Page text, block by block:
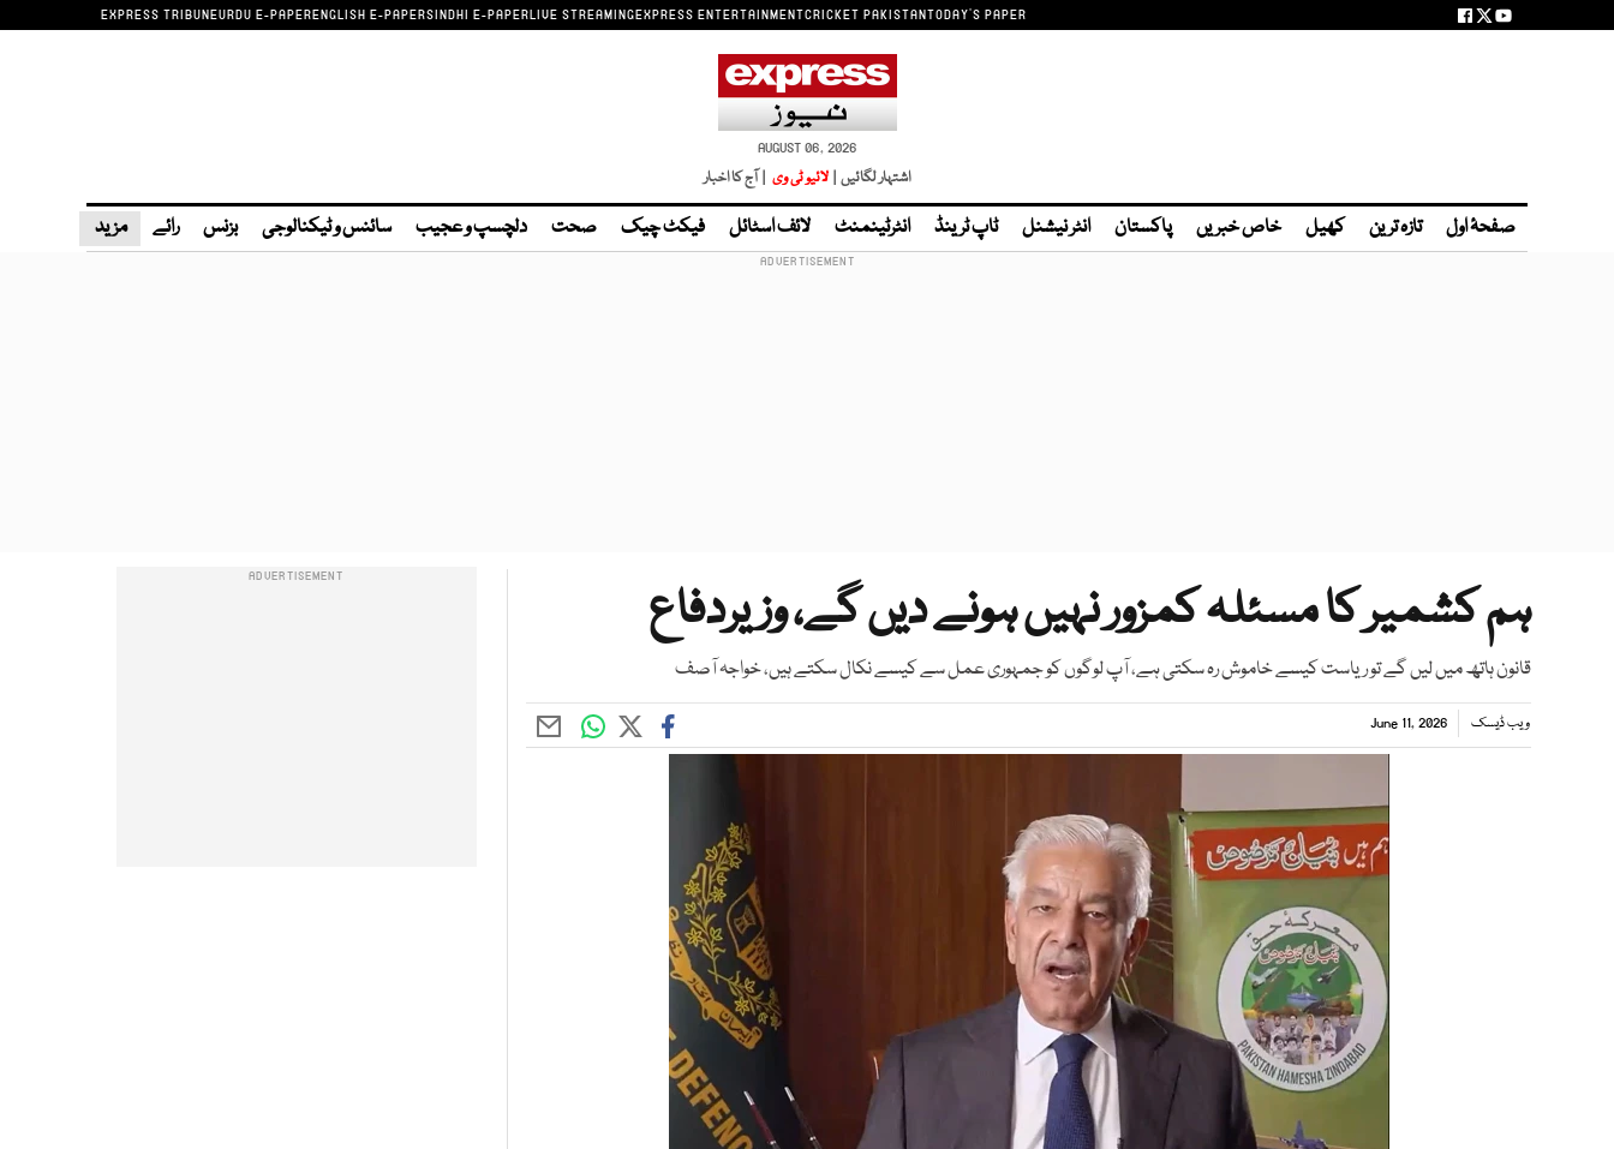
EXPRESS TRIBUNEURDU E-PAPERENGLISH E-PAPERSINDHI E-PAPERLIVE STREAMINGEXPRESS ENTERTAINMENTCRICKET PAKISTANTODAY'S PAPER
AUGUST 06, 2026
اشتہار لگائیں | لائیو ٹی وی | آج کا اخبار
صفحۂ اول تازہ ترین کھیل خاص خبریں پاکستان انٹر نیشنل ٹاپ ٹرینڈ انٹرٹینمنٹ لائف اسٹائل فیکٹ چیک صحت دلچسپ و عجیب سائنس و ٹیکنالوجی بزنس رائے مزید
ہم کشمیر کا مسئلہ کمزور نہیں ہونے دیں گے، وزیردفاع
قانون ہاتھ میں لیں گے تو ریاست کیسے خاموش رہ سکتی ہے، آپ لوگوں کو جمہوری عمل سے کیسے نکال سکتے ہیں، خواجہ آصف
ویب ڈیسک June 11, 2026